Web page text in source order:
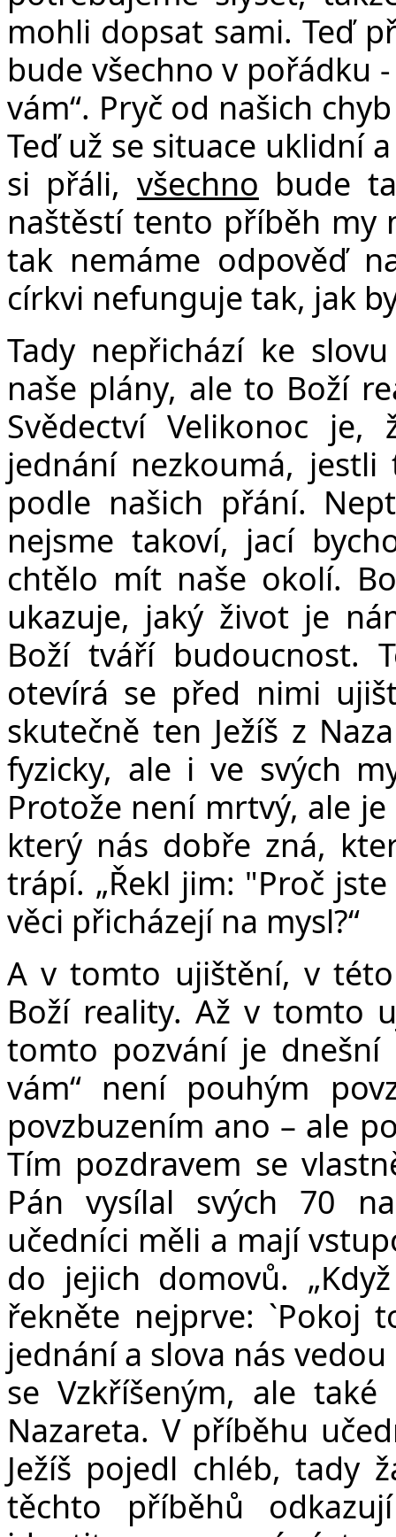
mohli dopsat sami. Teď
bude všechno v pořádku
vám“. Pryč od našich
Teď už se situace uklidní
si přáli, všechno bude
naštěstí tento příběh my
tak nemáme odpověď
církvi nefunguje tak, jak
Tady nepřichází ke
naše plány, ale to Boží
Svědectví Velikonoc
jednání nezkoumá,
podle našich přání.
nejsme takoví, jací
chtělo mít naše okolí.
ukazuje, jaký život je
Boží tváří budoucnost.
otevírá se před nimi
skutečně ten Ježíš z
fyzicky, ale i ve svých
Protože není mrtvý, ale
který nás dobře zná,
trápí. „Řekl jim: "Proč
věci přicházejí na mysl?“
A v tomto ujištění, v
Boží reality. Až v tomto
tomto pozvání je dnešní
vám“ není pouhým
povzbuzením ano – ale
Tím pozdravem se
Pán vysílal svých 70
učedníci měli a mají
do jejich domovů.
řekněte nejprve: `Pokoj
jednání a slova nás
se Vzkříšeným, ale
Nazareta. V příběhu
Ježíš pojedl chléb, tady
těchto příběhů